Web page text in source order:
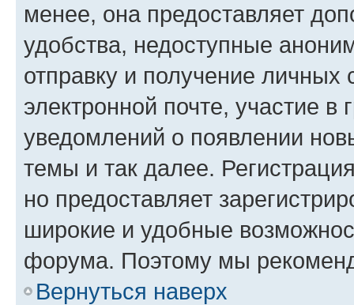
менее, она предоставляет
удобства, недоступные
отправку и получение
электронной почте, участие в
уведомлений о появлении
темы и так далее.
но предоставляет
широкие и удобные
форума. Поэтому мы
Вернуться наверх